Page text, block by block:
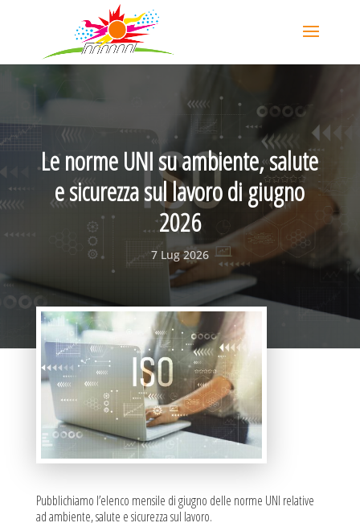
Le norme UNI su ambiente, salute
e sicurezza sul lavoro di giugno
2026
7 Lug 2026
Pubblichiamo l’elenco mensile di giugno delle norme UNI relative
ad ambiente, salute e sicurezza sul lavoro.